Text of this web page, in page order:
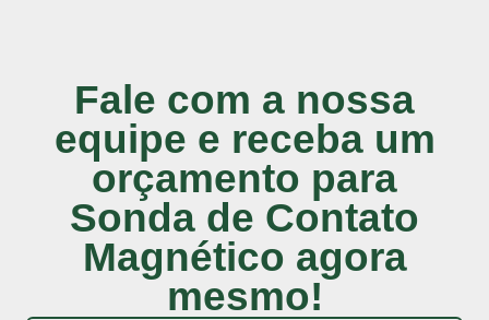
Fale com a nossa
equipe e receba um
orçamento para
Sonda de Contato
Magnético agora
mesmo!